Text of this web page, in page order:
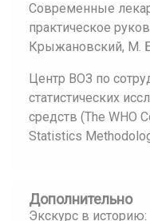
Современные
практическое
Крыжановский, М.
Центр ВОЗ по
статистических
средств (The WHO
Statistics
Дополнительно
Экскурс в историю: